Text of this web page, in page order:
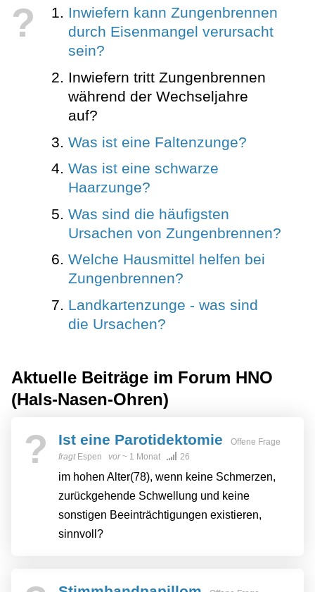
?
Inwiefern kann Zungenbrennen
durch Eisenmangel verursacht
sein?
Inwiefern tritt Zungenbrennen
während der Wechseljahre
auf?
Was ist eine Faltenzunge?
Was ist eine schwarze
Haarzunge?
Was sind die häufigsten
Ursachen von Zungenbrennen?
Welche Hausmittel helfen bei
Zungenbrennen?
Landkartenzunge - was sind
die Ursachen?
Aktuelle Beiträge im Forum HNO
(Hals-Nasen-Ohren)
? Ist eine Parotidektomie
Offene Frage
fragt Espen vor~ 1 Monat 26
im hohen Alter(78), wenn keine Schmerzen,
zurückgehende Schwellung und keine
sonstigen Beeinträchtigungen existieren,
sinnvoll?